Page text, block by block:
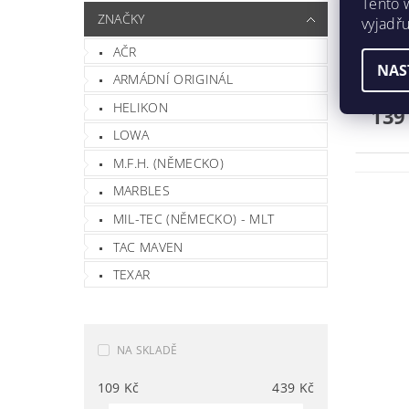
ZNAČKY
AČR
ARMÁDNÍ ORIGINÁL
HELIKON
LOWA
M.F.H. (NĚMECKO)
MARBLES
MIL-TEC (NĚMECKO) - MLT
TAC MAVEN
TEXAR
NA SKLADĚ
109 Kč 439 Kč
Polní
láhev bez
litr